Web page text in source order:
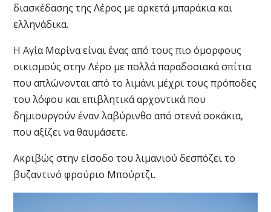
διασκέδασης της Λέρος με αρκετά μπαράκια και
ελληνάδικα.
Η Αγία Μαρίνα είναι ένας από τους πιο όμορφους
οικισμούς στην Λέρο με πολλά παραδοσιακά σπίτια
που απλώνονται από το λιμάνι μέχρι τους πρόποδες
του λόφου και επιβλητικά αρχοντικά που
δημιουργούν έναν λαβύρινθο από στενά σοκάκια,
που αξίζει να θαυμάσετε.
Ακριβώς στην είσοδο του λιμανιού δεσπόζει το
βυζαντινό φρούριο Μπούρτζι.